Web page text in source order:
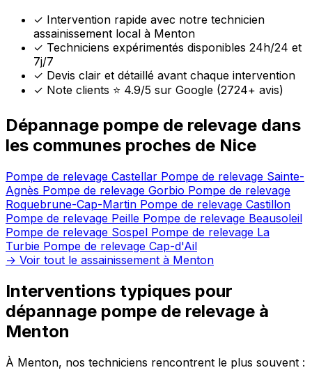
✓ Intervention rapide avec notre technicien
assainissement local à Menton
✓ Techniciens expérimentés disponibles 24h/24 et
7j/7
✓ Devis clair et détaillé avant chaque intervention
✓ Note clients ⭐ 4.9/5 sur Google (2724+ avis)
Dépannage pompe de relevage dans
les communes proches de Nice
Pompe de relevage Castellar Pompe de relevage Sainte-
Agnès Pompe de relevage Gorbio Pompe de relevage
Roquebrune-Cap-Martin Pompe de relevage Castillon
Pompe de relevage Peille Pompe de relevage Beausoleil
Pompe de relevage Sospel Pompe de relevage La
Turbie Pompe de relevage Cap-d'Ail
→ Voir tout le assainissement à Menton
Interventions typiques pour
dépannage pompe de relevage à
Menton
À Menton, nos techniciens rencontrent le plus souvent :